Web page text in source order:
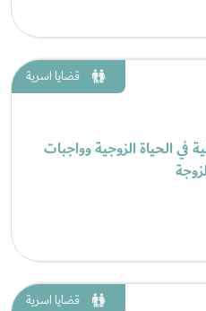
قضايا اسرية
في الحياة الزوجية وواجبات
قضايا اسرية